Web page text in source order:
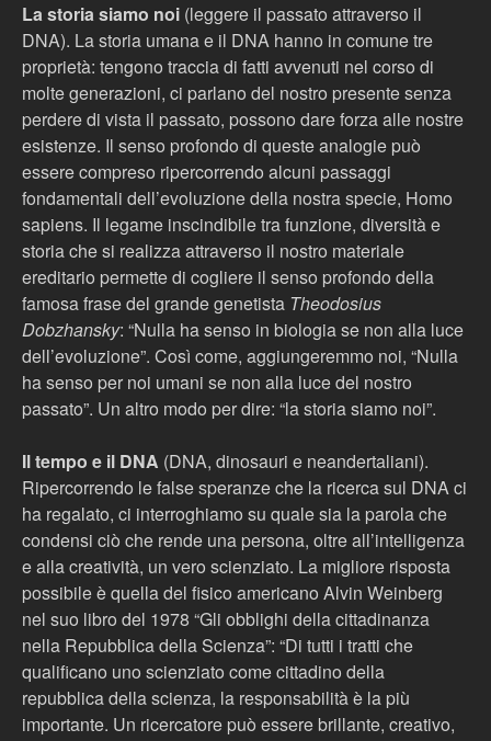
La storia siamo noi (leggere il passato attraverso il
DNA). La storia umana e il DNA hanno in comune tre
proprietà: tengono traccia di fatti avvenuti nel corso di
molte generazioni, ci parlano del nostro presente senza
perdere di vista il passato, possono dare forza alle nostre
esistenze. Il senso profondo di queste analogie può
essere compreso ripercorrendo alcuni passaggi
fondamentali dell’evoluzione della nostra specie, Homo
sapiens. Il legame inscindibile tra funzione, diversità e
storia che si realizza attraverso il nostro materiale
ereditario permette di cogliere il senso profondo della
famosa frase del grande genetista Theodosius
Dobzhansky: “Nulla ha senso in biologia se non alla luce
dell’evoluzione”. Così come, aggiungeremmo noi, “Nulla
ha senso per noi umani se non alla luce del nostro
passato”. Un altro modo per dire: “la storia siamo noi”.
Il tempo e il DNA (DNA, dinosauri e neandertaliani).
Ripercorrendo le false speranze che la ricerca sul DNA ci
ha regalato, ci interroghiamo su quale sia la parola che
condensi ciò che rende una persona, oltre all’intelligenza
e alla creatività, un vero scienziato. La migliore risposta
possibile è quella del fisico americano Alvin Weinberg
nel suo libro del 1978 “Gli obblighi della cittadinanza
nella Repubblica della Scienza”: “Di tutti i tratti che
qualificano uno scienziato come cittadino della
repubblica della scienza, la responsabilità è la più
importante. Un ricercatore può essere brillante, creativo,